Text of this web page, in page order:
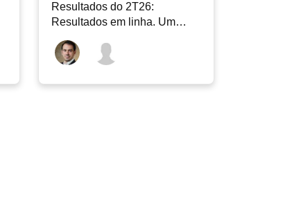
Resultados do 2T26:
Resultados em linha. Um
novo capítulo à frente